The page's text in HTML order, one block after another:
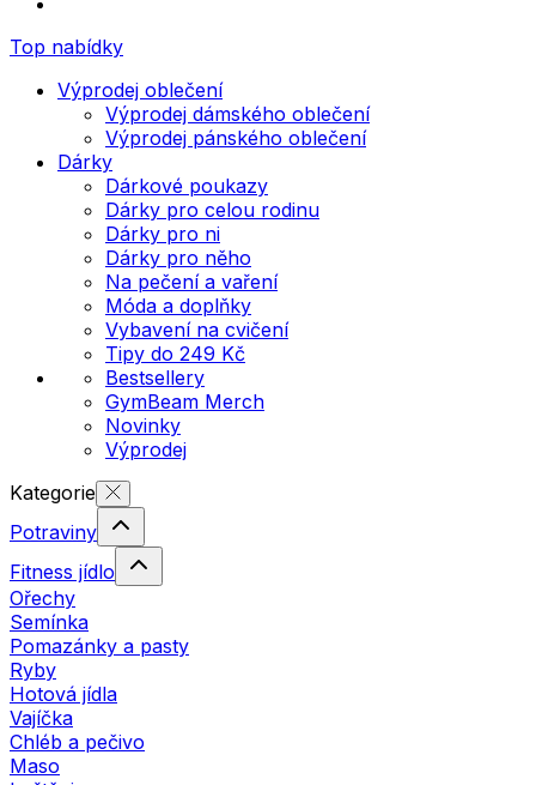
Top nabídky
Výprodej oblečení
Výprodej dámského oblečení
Výprodej pánského oblečení
Dárky
Dárkové poukazy
Dárky pro celou rodinu
Dárky pro ni
Dárky pro něho
Na pečení a vaření
Móda a doplňky
Vybavení na cvičení
Tipy do 249 Kč
Bestsellery
GymBeam Merch
Novinky
Výprodej
Kategorie
Potraviny
Fitness jídlo
Ořechy
Semínka
Pomazánky a pasty
Ryby
Hotová jídla
Vajíčka
Chléb a pečivo
Maso